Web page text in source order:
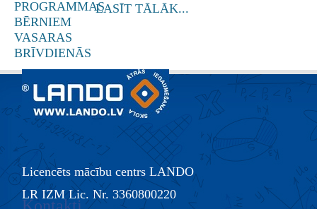
LASĪT TĀLĀK...
Licencēts mācību centrs LANDO
LR IZM Lic. Nr. 3360800220
Kontakti